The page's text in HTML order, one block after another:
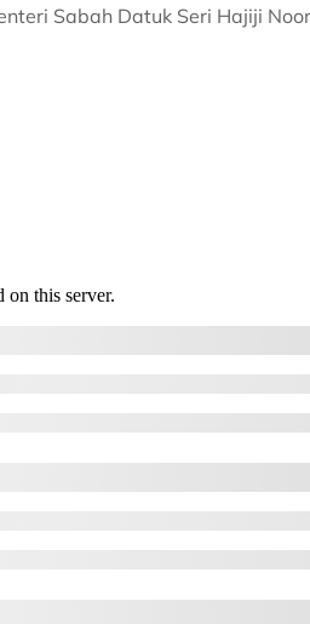
Sabah Datuk Seri Hajiji